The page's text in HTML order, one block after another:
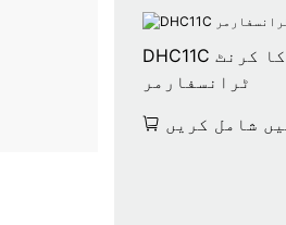
DHC11C سیریز کا کرنٹ
ٹرانسفارمر
شامل کریں